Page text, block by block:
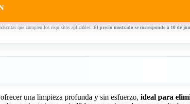
que cumplen los requisitos aplicables. El precio mostrado se corresponde a 10 de
una limpieza profunda y sin esfuerzo, ideal para